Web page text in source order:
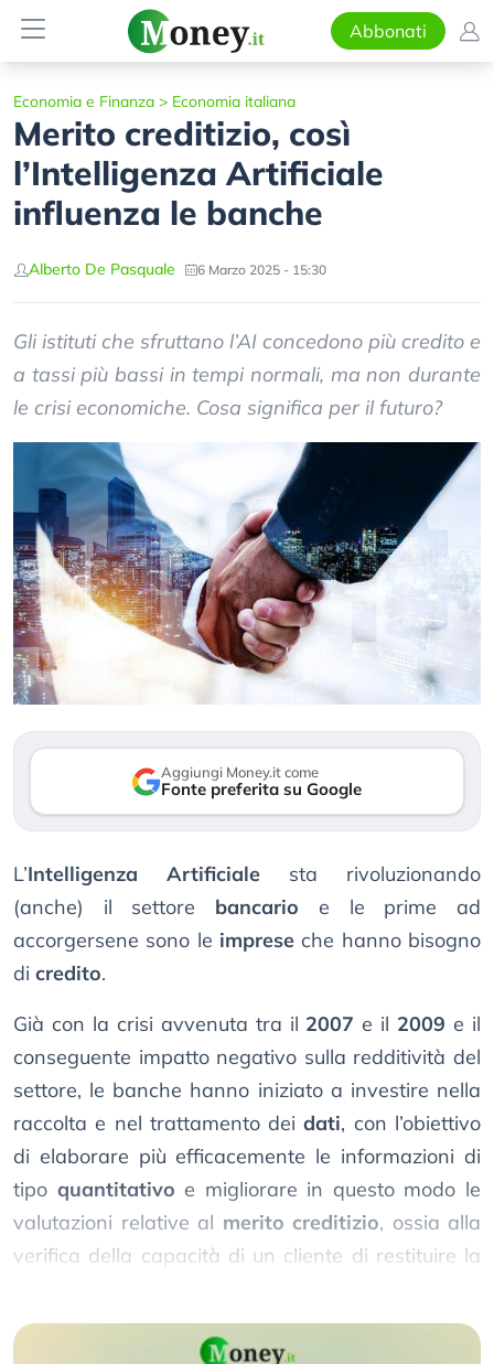
Abbonati
Economia e Finanza > Economia italiana
Merito creditizio, così
l’Intelligenza Artificiale
influenza le banche
Alberto De Pasquale 6 Marzo 2025 - 15:30
Gli istituti che sfruttano l’AI concedono più credito e
a tassi più bassi in tempi normali, ma non durante
le crisi economiche. Cosa significa per il futuro?
Aggiungi Money.it come
Fonte preferita su Google
L’Intelligenza Artificiale sta rivoluzionando
(anche) il settore bancario e le prime ad
accorgersene sono le imprese che hanno bisogno
di credito.
Già con la crisi avvenuta tra il 2007 e il 2009 e il
conseguente impatto negativo sulla redditività del
settore, le banche hanno iniziato a investire nella
raccolta e nel trattamento deidati, con l’obiettivo
di elaborare più efficacemente le informazioni di
tipo quantitativo e migliorare in questo modo le
valutazioni relative al merito creditizio, ossia alla
verifica della capacità di un cliente di restituire la